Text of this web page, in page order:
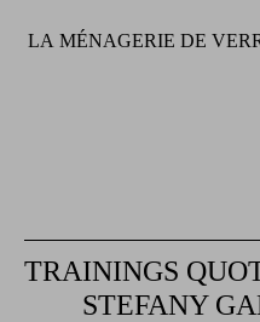
LA MÉNAGERIE DE
TRAININGS
STEFANY